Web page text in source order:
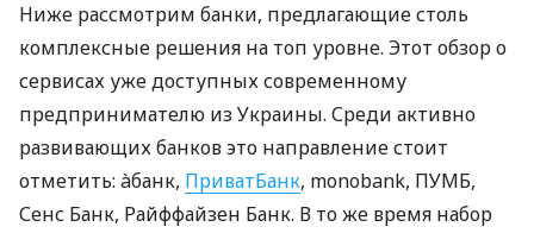
Ниже рассмотрим банки, предлагающие столь
комплексные решения на топ уровне. Этот обзор о
сервисах уже доступных современному
предпринимателю из Украины. Среди активно
развивающих банков это направление стоит
отметить: àбанк, ПриватБанк, monobank, ПУМБ,
Сенс Банк, Райффайзен Банк. В то же время набор